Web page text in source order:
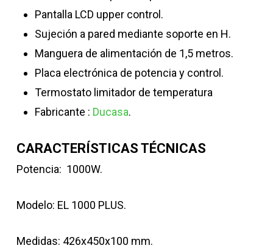
Pantalla LCD upper control.
Sujeción a pared mediante soporte en H.
Manguera de alimentación de 1,5 metros.
Placa electrónica de potencia y control.
Termostato limitador de temperatura
Fabricante : Ducasa.
CARACTERÍSTICAS TÉCNICAS
Potencia: 1000W.
Modelo: EL 1000 PLUS.
Medidas: 426x450x100 mm.